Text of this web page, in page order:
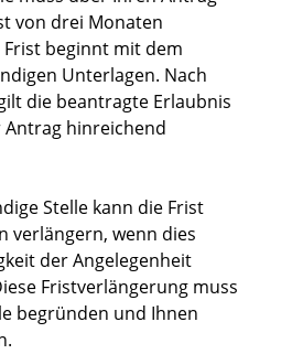
von drei Monaten
beginnt mit dem
Unterlagen. Nach
die beantragte Erlaubnis
hinreichend
Stelle kann die Frist
verlängern, wenn dies
der Angelegenheit
Fristverlängerung muss
begründen und Ihnen